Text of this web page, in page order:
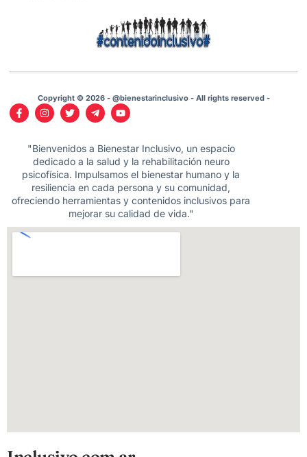
Copyright © 2026 - @bienestarinclusivo - All rights reserved -
"Bienvenidos a Bienestar Inclusivo, un espacio
dedicado a la salud y la rehabilitación neuro
psicofísica. Impulsamos el bienestar humano y la
resiliencia en cada persona y su comunidad,
ofreciendo herramientas y contenidos inclusivos para
mejorar su calidad de vida."